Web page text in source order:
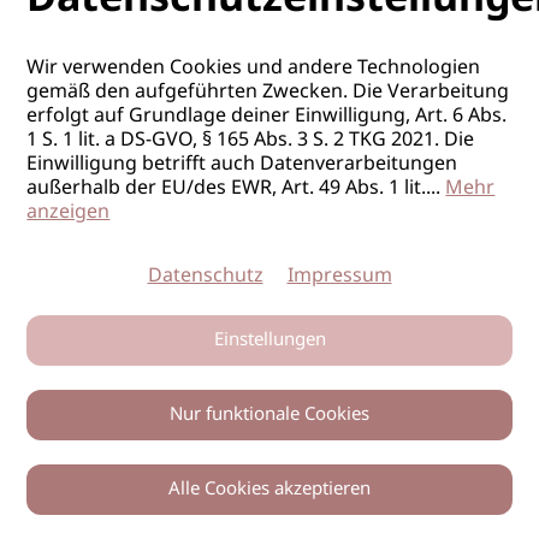
FRISEUR/IN
ORT
Stuttgart
HAIR’N’MORE Stuttgart Vaihingen
POSITION
Top-Stylist*in
PENSUM:
Vollzeit
Wir verwenden Cookies und andere Technologien
gemäß den aufgeführten Zwecken. Die Verarbeitung
erfolgt auf Grundlage deiner Einwilligung, Art. 6 Abs.
1 S. 1 lit. a DS-GVO, § 165 Abs. 3 S. 2 TKG 2021. Die
Einwilligung betrifft auch Datenverarbeitungen
außerhalb der EU/des EWR, Art. 49 Abs. 1 lit....Mehr
anzeigen
Datenschutz Impressum
Einstellungen
Nur funktionale Cookies
Alle Cookies akzeptieren